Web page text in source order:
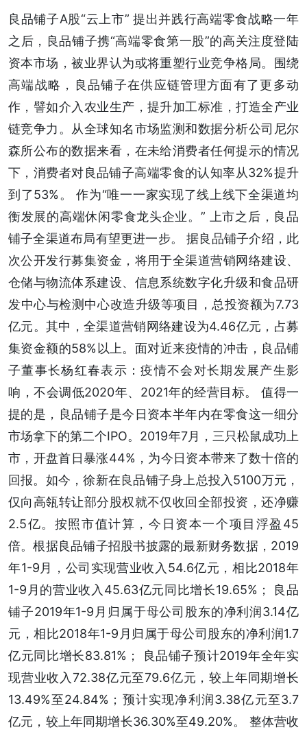
良品铺子A股“云上市” 提出并践行高端零食战略一年
之后，良品铺子携“高端零食第一股”的高关注度登陆
资本市场，被业界认为或将重塑行业竞争格局。围绕
高端战略，良品铺子在供应链管理方面有了更多动
作，譬如介入农业生产，提升加工标准，打造全产业
链竞争力。从全球知名市场监测和数据分析公司尼尔
森所公布的数据来看，在未给消费者任何提示的情况
下，消费者对良品铺子高端零食的认知率从32%提升
到了53%。 作为“唯一一家实现了线上线下全渠道均
衡发展的高端休闲零食龙头企业。” 上市之后，良品
铺子全渠道布局有望更进一步。 据良品铺子介绍，此
次公开发行募集资金，将用于全渠道营销网络建设、
仓储与物流体系建设、信息系统数字化升级和食品研
发中心与检测中心改造升级等项目，总投资额为7.73
亿元。其中，全渠道营销网络建设为4.46亿元，占募
集资金额的58%以上。面对近来疫情的冲击，良品铺
子董事长杨红春表示：疫情不会对长期发展产生影
响，不会调低2020年、2021年的经营目标。 值得一
提的是，良品铺子是今日资本半年内在零食这一细分
市场拿下的第二个IPO。2019年7月，三只松鼠成功上
市，开盘首日暴涨44%，为今日资本带来了数十倍的
回报。如今，徐新在良品铺子身上总投入5100万元，
仅向高瓴转让部分股权就不仅收回全部投资，还净赚
2.5亿。按照市值计算，今日资本一个项目浮盈45
倍。根据良品铺子招股书披露的最新财务数据，2019
年1-9月，公司实现营业收入54.6亿元，相比2018年
1-9月的营业收入45.63亿元同比增长19.65%； 良品
铺子2019年1-9月归属于母公司股东的净利润3.14亿
元，相比2018年1-9月归属于母公司股东的净利润1.7
亿元同比增长83.81%； 良品铺子预计2019年全年实
现营业收入72.38亿元至79.6亿元，较上年同期增长
13.49%至24.84%；预计实现净利润3.38亿元至3.7
亿元，较上年同期增长36.30%至49.20%。 整体营收